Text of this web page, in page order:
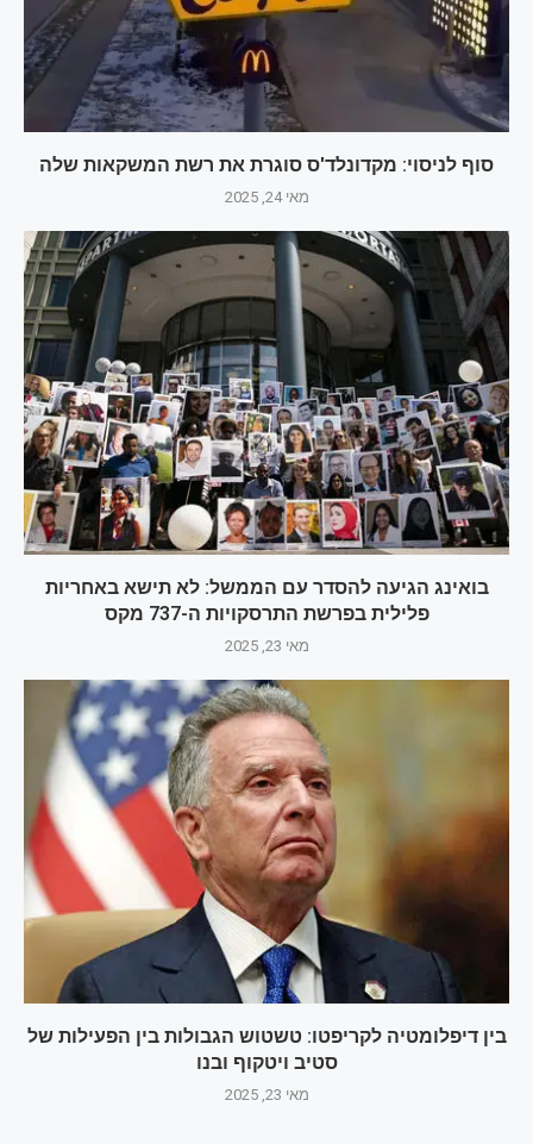
סוף לניסוי: מקדונלד'ס סוגרת את רשת המשקאות שלה
מאי 24, 2025
בואינג הגיעה להסדר עם הממשל: לא תישא באחריות
פלילית בפרשת התרסקויות ה-737 מקס
מאי 23, 2025
בין דיפלומטיה לקריפטו: טשטוש הגבולות בין הפעילות של
סטיב ויטקוף ובנו
מאי 23, 2025